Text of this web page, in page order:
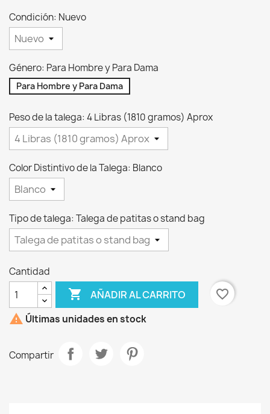
Condición: Nuevo
Género: Para Hombre y Para Dama
Para Hombre y Para Dama
Peso de la talega: 4 Libras (1810 gramos) Aprox
Color Distintivo de la Talega: Blanco
Tipo de talega: Talega de patitas o stand bag
Cantidad
 AÑADIR AL CARRITO
favorite_border
 Últimas unidades en stock
Compartir